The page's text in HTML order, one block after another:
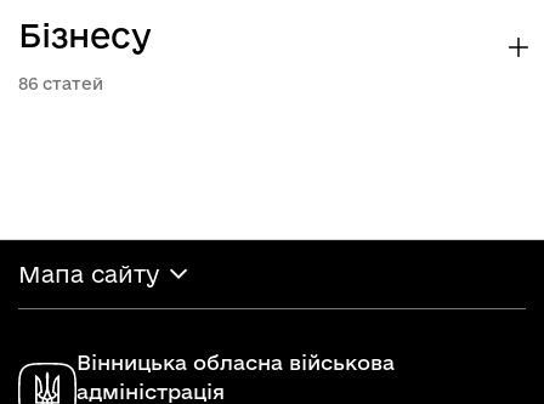
Бізнесу
86
Мапа сайту
Вінницька обласна військова
адміністрація